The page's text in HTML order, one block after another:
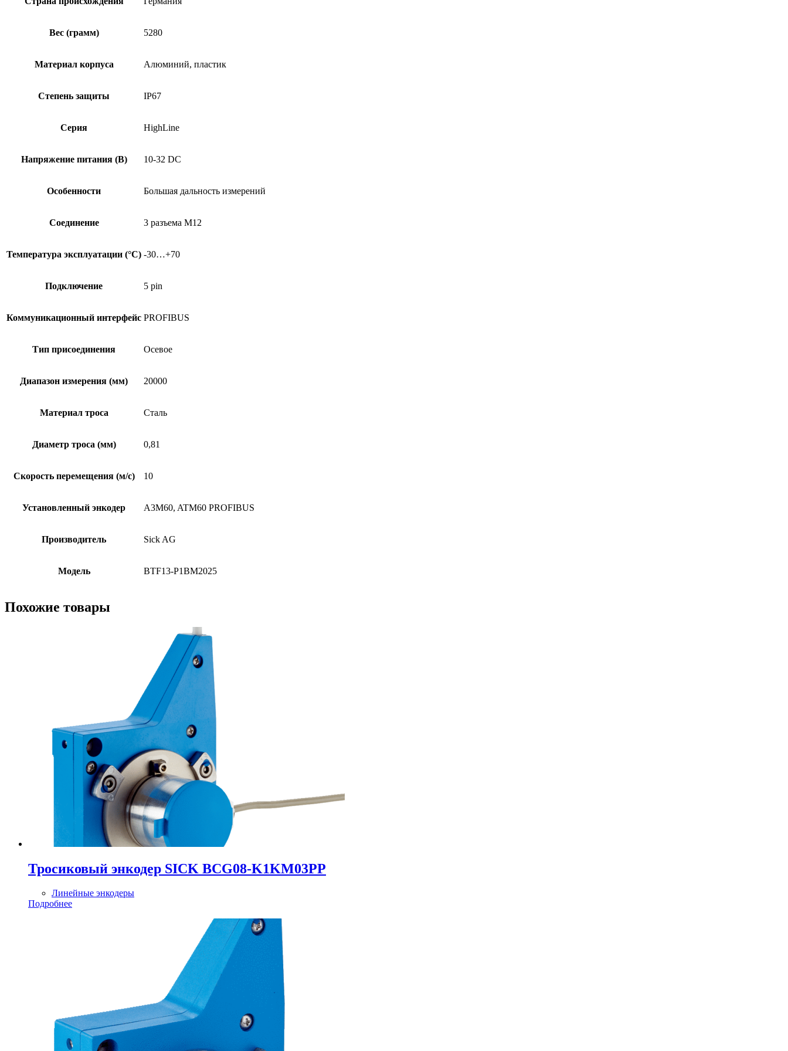
Вес (грамм) 5280
Материал корпуса Алюминий, пластик
Степень защиты IP67
Серия HighLine
Напряжение питания (В) 10-32 DC
Особенности Большая дальность измерений
Соединение 3 разъема M12
Температура эксплуатации (°C) -30…+70
Подключение 5 pin
Коммуникационный интерфейс PROFIBUS
Тип присоединения Осевое
Диапазон измерения (мм) 20000
Материал троса Сталь
Диаметр троса (мм) 0,81
Скорость перемещения (м/с) 10
Установленный энкодер A3M60, ATM60 PROFIBUS
Производитель Sick AG
Модель BTF13-P1BM2025
Похожие товары
Тросиковый энкодер SICK BCG08-K1KM03PP
Линейные энкодеры
Подробнее